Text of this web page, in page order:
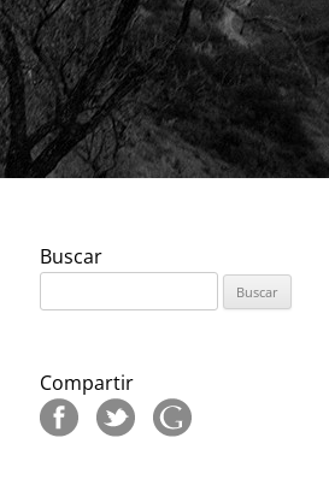
Buscar
Compartir